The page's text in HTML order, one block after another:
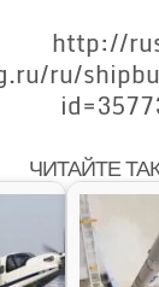
http://
ru/
ЧИТАЙТЕ